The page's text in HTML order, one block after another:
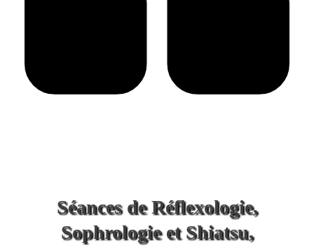
Séances de Réflexologie,
Sophrologie et Shiatsu,